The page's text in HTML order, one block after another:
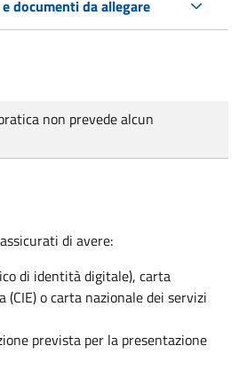
documenti da allegare
non prevede alcun
di avere:
di identità digitale), carta
(CIE) o carta nazionale dei servizi
prevista per la presentazione